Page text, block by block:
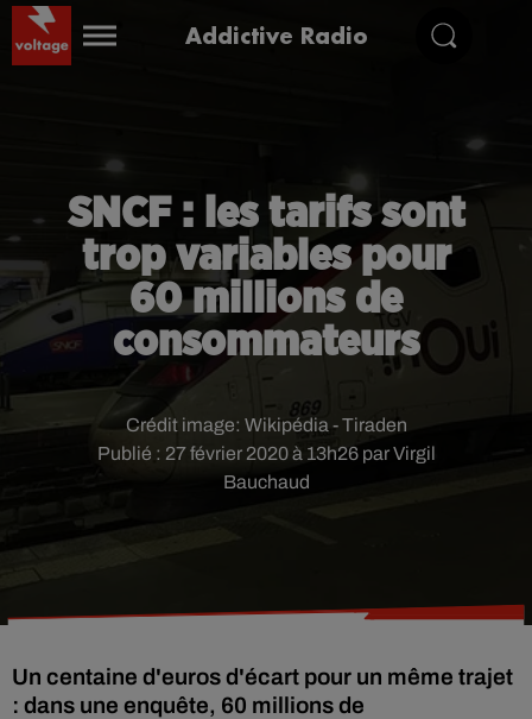
Addictive Radio
SNCF : les tarifs sont
trop variables pour
60 millions de
consommateurs
Publié : 27 février 2020 à 13h26 par Virgil
Bauchaud
Crédit image: Wikipédia - Tiraden
Un centaine d'euros d'écart pour un même trajet
: dans une enquête, 60 millions de